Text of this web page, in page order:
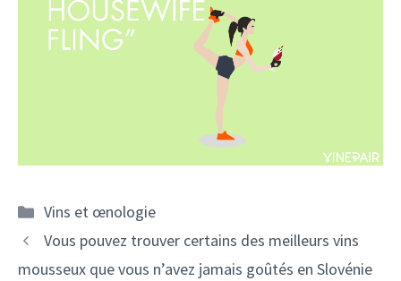
Catégories
Vins et œnologie
Navigation
des
Vous pouvez trouver certains des meilleurs vins
mousseux que vous n’avez jamais goûtés en Slovénie